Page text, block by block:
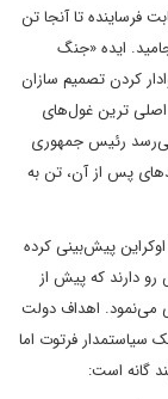
فرساینده تا آنجا تن
ایده «جنگ
کردن تصمیم سازان
ترین غول‌های
می‌رسد رئیس جمهوری
پس از آن، تن به
پیش‌بینی کرده
دارند که پیش از
می‌نمود. اهداف دولت
سیاستمدار فرتوت اما
گانه است: